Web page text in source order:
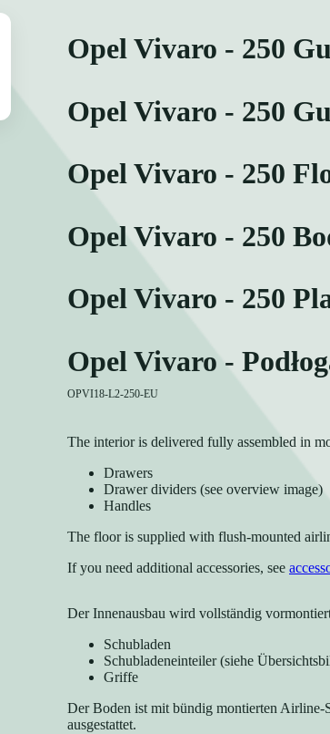
Opel Vivaro - 250
Opel Vivaro - 250
Opel Vivaro - 250
Opel Vivaro - 250
Opel Vivaro - 250
Opel Vivaro -
OPVI18-L2-250-EU
The interior is delivered fully assembled in
Drawers
Drawer dividers (see overview image)
Handles
The floor is supplied with flush-mounted
If you need additional accessories, see
Der Innenausbau wird vollständig
Schubladen
Schubladeneinteiler (siehe
Griffe
Der Boden ist mit bündig montierten Airline-
ausgestattet.